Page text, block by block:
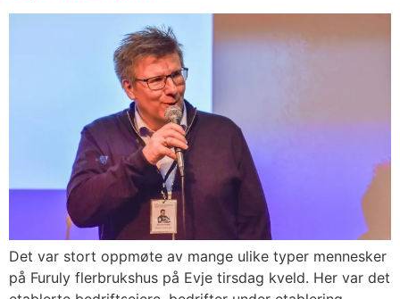
Det var stort oppmøte av mange ulike typer mennesker
på Furuly flerbrukshus på Evje tirsdag kveld. Her var det